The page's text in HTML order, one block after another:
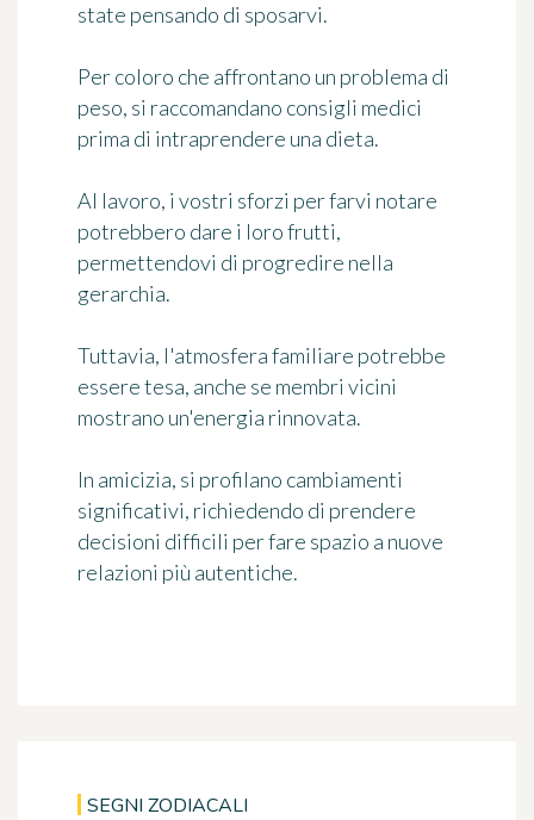
state pensando di sposarvi.
Per coloro che affrontano un problema di
peso, si raccomandano consigli medici
prima di intraprendere una dieta.
Al lavoro, i vostri sforzi per farvi notare
potrebbero dare i loro frutti,
permettendovi di progredire nella
gerarchia.
Tuttavia, l'atmosfera familiare potrebbe
essere tesa, anche se membri vicini
mostrano un'energia rinnovata.
In amicizia, si profilano cambiamenti
significativi, richiedendo di prendere
decisioni difficili per fare spazio a nuove
relazioni più autentiche.
SEGNI ZODIACALI